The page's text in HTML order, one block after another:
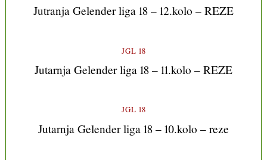
Jutranja Gelender liga 18 – 12.kolo – REZE
JGL 18
Jutarnja Gelender liga 18 – 11.kolo – REZE
JGL 18
Jutarnja Gelender liga 18 – 10.kolo – reze